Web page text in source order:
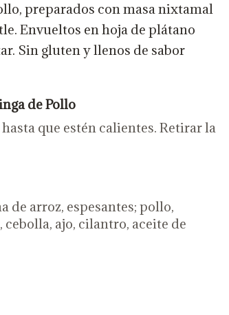
preparados con masa nixtamal
Envueltos en hoja de plátano
Sin gluten y llenos de sabor
de Pollo
que estén calientes. Retirar la
de arroz, espesantes; pollo,
ajo, cilantro, aceite de